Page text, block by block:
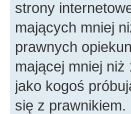
strony
mających mniej
prawnych
mającej mniej
jako kogoś
się z prawnikiem.